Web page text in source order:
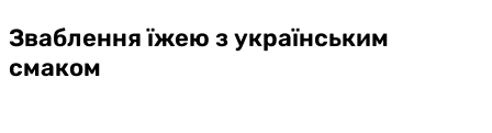
Зваблення їжею з українським
смаком